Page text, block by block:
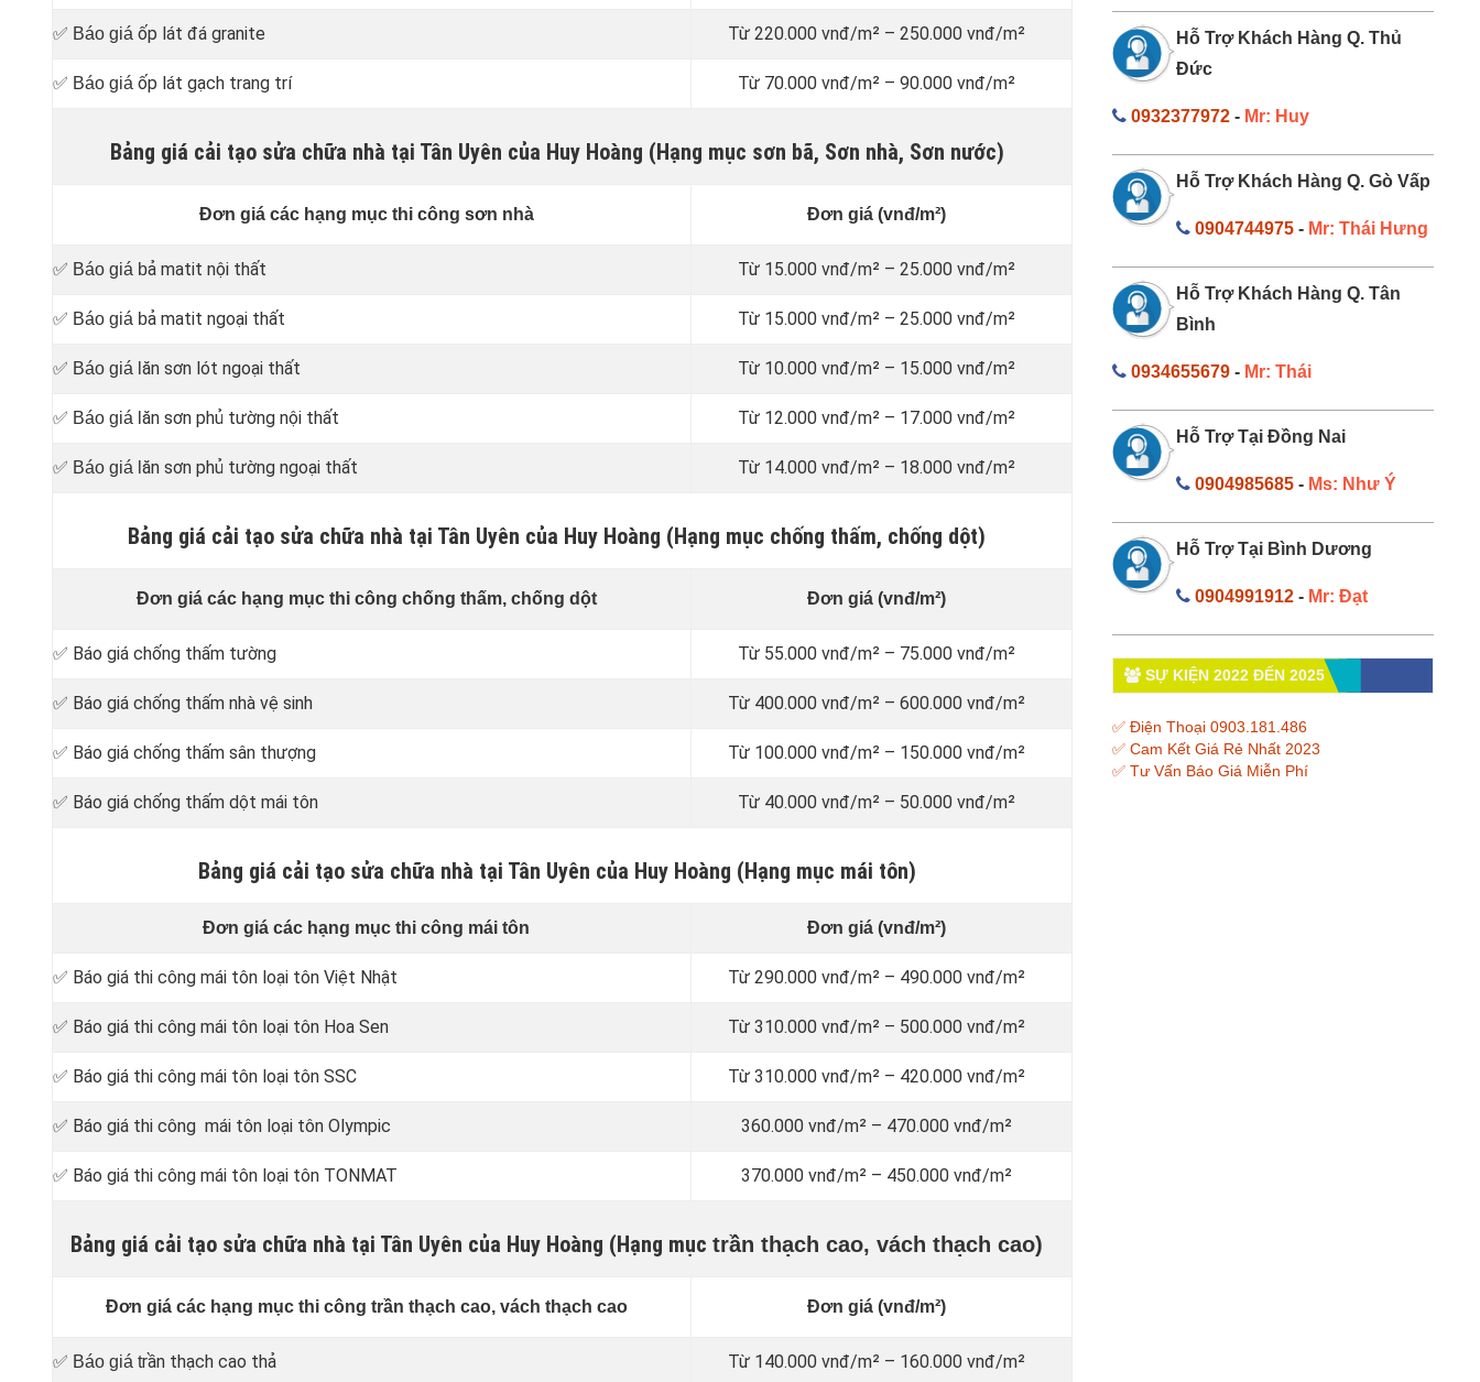
✅ Báo giá ốp lát đá granite Từ 220.000 vnđ/m² – 250.000 vnđ/m²
✅ Báo giá ốp lát gạch trang trí Từ 70.000 vnđ/m² – 90.000 vnđ/m²
Bảng giá cải tạo sửa chữa nhà tại Tân Uyên của Huy Hoàng (Hạng mục sơn bã, Sơn nhà, Sơn nước)
Đơn giá các hạng mục thi công sơn nhà Đơn giá (vnđ/m²)
✅ Báo giá bả matit nội thất Từ 15.000 vnđ/m² – 25.000 vnđ/m²
✅ Báo giá bả matit ngoại thất Từ 15.000 vnđ/m² – 25.000 vnđ/m²
✅ Báo giá l ăn sơn lót ngoại thất Từ 10.000 vnđ/m² – 15.000 vnđ/m²
✅ Báo giá l ăn sơn phủ tường nội thất Từ 12.000 vnđ/m² – 17.000 vnđ/m²
✅ Báo giá l ăn sơn phủ tường ngoại thất Từ 14.000 vnđ/m² – 18.000 vnđ/m²
Bảng giá cải tạo sửa chữa nhà tại Tân Uyên của Huy Hoàng (Hạng mục chống thấm, chống dột)
Đơn giá các hạng mục thi công chống thấm, chống dột Đơn giá (vnđ/m²)
✅ Báo giá chống thấm tường Từ 55.000 vnđ/m² – 75.000 vnđ/m²
✅ Báo giá chống thấm nhà vệ sinh Từ 400.000 vnđ/m² – 600.000 vnđ/m²
✅ Báo giá chống thấm sân thượng Từ 100.000 vnđ/m² – 150.000 vnđ/m²
✅ Báo giá chống thấm dột mái tôn Từ 40.000 vnđ/m² – 50.000 vnđ/m²
Bảng giá cải tạo sửa chữa nhà tại Tân Uyên của Huy Hoàng (Hạng mục mái tôn)
Đơn giá các hạng mục thi công mái tôn Đơn giá (vnđ/m²)
✅ Báo giá thi công mái tôn loại tôn Việt Nhật Từ 290.000 vnđ/m² – 490.000 vnđ/m²
✅ Báo giá thi công mái tôn loại tôn Hoa Sen Từ 310.000 vnđ/m² – 500.000 vnđ/m²
✅ Báo giá thi công mái tôn loại tôn SSC Từ 310.000 vnđ/m² – 420.000 vnđ/m²
✅ Báo giá thi công mái tôn loại tôn Olympic 360.000 vnđ/m² – 470.000 vnđ/m²
✅ Báo giá thi công mái tôn loại tôn TONMAT 370.000 vnđ/m² – 450.000 vnđ/m²
Bảng giá cải tạo sửa chữa nhà tại Tân Uyên của Huy Hoàng (Hạng mục trần thạch cao, vách thạch cao)
Đơn giá các hạng mục thi công trần thạch cao, vách thạch cao Đơn giá (vnđ/m²)
✅ Báo giá trần thạch cao thả Từ 140.000 vnđ/m² – 160.000 vnđ/m²
Hỗ Trợ Khách Hàng Q. Thủ
Đức
0932377972- Mr: Huy
Hỗ Trợ Khách Hàng Q. Gò Vấp
0904744975 - Mr: Thái Hưng
Hỗ Trợ Khách Hàng Q. Tân
Bình
0934655679- Mr: Thái
Hỗ Trợ Tại Đồng Nai
0904985685 - Ms: Như Ý
Hỗ Trợ Tại Bình Dương
0904991912 - Mr: Đạt
SỰ KIỆN 2022 ĐẾN 2025
✅ Điện Thoại 0903.181.486
✅ Cam Kết Giá Rẻ Nhất 2023
✅ Tư Vấn Báo Giá Miễn Phí